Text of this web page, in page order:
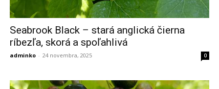
Seabrook Black – stará anglická čierna
ríbezľa, skorá a spoľahlivá
adminko - 24 novembra, 2025 0